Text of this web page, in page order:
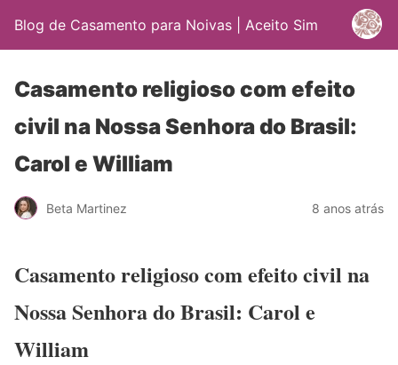
Blog de Casamento para Noivas | Aceito Sim
Casamento religioso com efeito
civil na Nossa Senhora do Brasil:
Carol e William
Beta Martinez 8 anos atrás
Casamento religioso com efeito civil na
Nossa Senhora do Brasil: Carol e
William